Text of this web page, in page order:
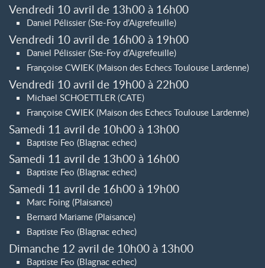
Vendredi 10 avril de 13h00 à 16h00
Daniel Pélissier (Ste-Foy d’Aigrefeuille)
Vendredi 10 avril de 16h00 à 19h00
Daniel Pélissier (Ste-Foy d’Aigrefeuille)
Françoise CWIEK (Maison des Echecs Toulouse Lardenne)
Vendredi 10 avril de 19h00 à 22h00
Michael SCHOETTLER (CATE)
Françoise CWIEK (Maison des Echecs Toulouse Lardenne)
Samedi 11 avril de 10h00 à 13h00
Baptiste Feo (Blagnac echec)
Samedi 11 avril de 13h00 à 16h00
Baptiste Feo (Blagnac echec)
Samedi 11 avril de 16h00 à 19h00
Marc Foing (Plaisance)
Bernard Mariame (Plaisance)
Baptiste Feo (Blagnac echec)
Dimanche 12 avril de 10h00 à 13h00
Baptiste Feo (Blagnac echec)